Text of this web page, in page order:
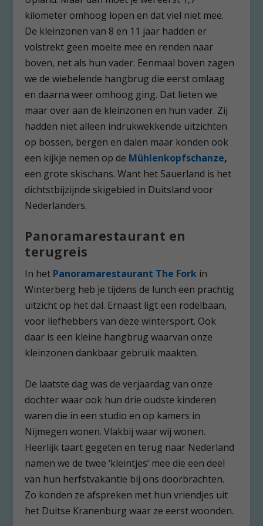
kilometer omhoog lopen en dat viel niet mee.
De kleinzonen van 8 en 11 jaar hadden er
volstrekt geen moeite mee en renden naar
boven, net als hun vader. Eenmaal boven zagen
we de wiebelende hangbrug die eerst omlaag
en daarna weer omhoog ging. Dat lieten we
maar over aan de kleinzonen en hun vader. Zij
hadden niet alleen indrukwekkende uitzichten
op bossen, bergen en dalen maar konden ook
een kijkje nemen op de Mühlenkopfschanze,
een grote skischans. Want het Sauerland is het
dichtstbijzijnde skigebied in Duitsland voor
Nederlanders.
Panoramarestaurant en
terugreis
In het Panoramarestaurant The Fork in
Winterberg heb je tijdens de lunch een prachtig
uitzicht op het dal. Ernaast ligt een rodelbaan,
voor liefhebbers van deze wintersport. Ook
daar is een kleine hangbrug waarvan onze
kleinzonen dankbaar gebruik maakten.
De laatste dag was de verjaardag van onze
dochter waar ook hun drie oudste kinderen
waren die in een studio en op kamers in
Nijmegen wonen. Vlakbij waar wij wonen.
Heerlijk taart gegeten en terug naar Nederland
namen we de twee ‘kleintjes’ mee die een deel
van hun herfstvakantie bij ons doorbrachten.
Zo konden ze afspreken met hun vriendjes uit
het Duitse Kranenburg waar ze eerst woonden.